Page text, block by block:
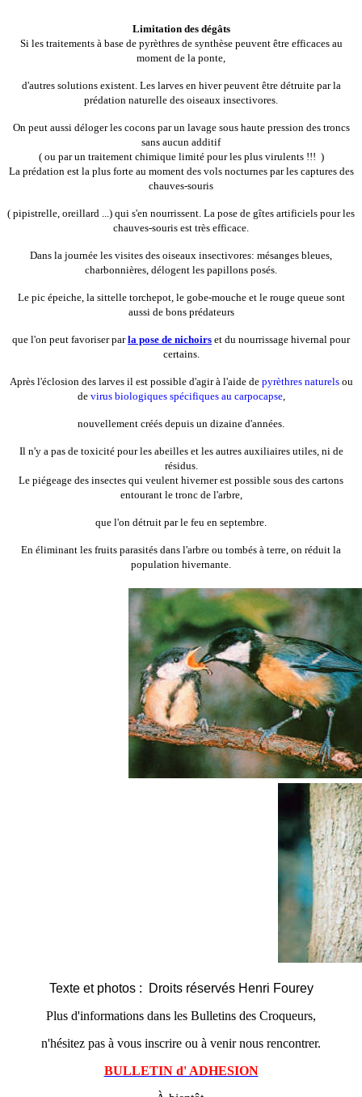
Limitation des dégâts
Si les traitements à base de pyrèthres de synthèse peuvent être efficaces au
moment de la ponte,
d'autres solutions existent. Les larves en hiver peuvent être détruite par la
prédation naturelle des oiseaux insectivores.
On peut aussi déloger les cocons par un lavage sous haute pression des troncs
sans aucun additif
( ou par un traitement chimique limité pour les plus virulents !!! )
La prédation est la plus forte au moment des vols nocturnes par les captures des
chauves-souris
( pipistrelle, oreillard ...) qui s'en nourrissent. La pose de gîtes artificiels pour les
chauves-souris est très efficace.
Dans la journée les visites des oiseaux insectivores: mésanges bleues,
charbonnières, délogent les papillons posés.
Le pic épeiche, la sittelle torchepot, le gobe-mouche et le rouge queue sont
aussi de bons prédateurs
que l'on peut favoriser parla pose de nichoirs et du nourrissage hivernal pour
certains.
Après l'éclosion des larves il est possible d'agir à l'aide de pyrèthres naturelsou
de virus biologiques spécifiques au carpocapse,
nouvellement créés depuis un dizaine d'années.
Il n'y a pas de toxicité pour les abeilles et les autres auxiliaires utiles, ni de
résidus.
Le piégeage des insectes qui veulent hiverner est possible sous des cartons
entourant le tronc de l'arbre,
que l'on détruit par le feu en septembre.
En éliminant les fruits parasités dans l'arbre ou tombés à terre, on réduit la
population hivernante.
Texte et photos : Droits réservés Henri Fourey
Plus d'informations dans les Bulletins des Croqueurs,
n'hésitez pas à vous inscrire ou à venir nous rencontrer.
BULLETIN d' ADHESION